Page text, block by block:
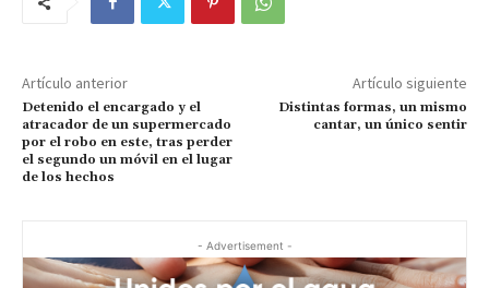
Artículo anterior
Detenido el encargado y el
atracador de un supermercado
por el robo en este, tras perder
el segundo un móvil en el lugar
de los hechos
Artículo siguiente
Distintas formas, un mismo
cantar, un único sentir
- Advertisement -